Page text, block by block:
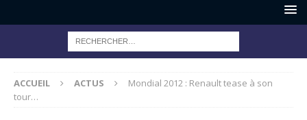
ACCUEIL ACTUS
Mondial 2012 : Renault tease à son
tour…